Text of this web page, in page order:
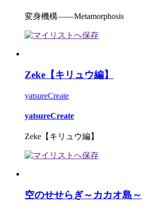
変身機構――Metamorphosis
Zeke【キリュウ編】
yatsureCreate
yatsureCreate
Zeke【キリュウ編】
空のせせらぎ～カカオ島～